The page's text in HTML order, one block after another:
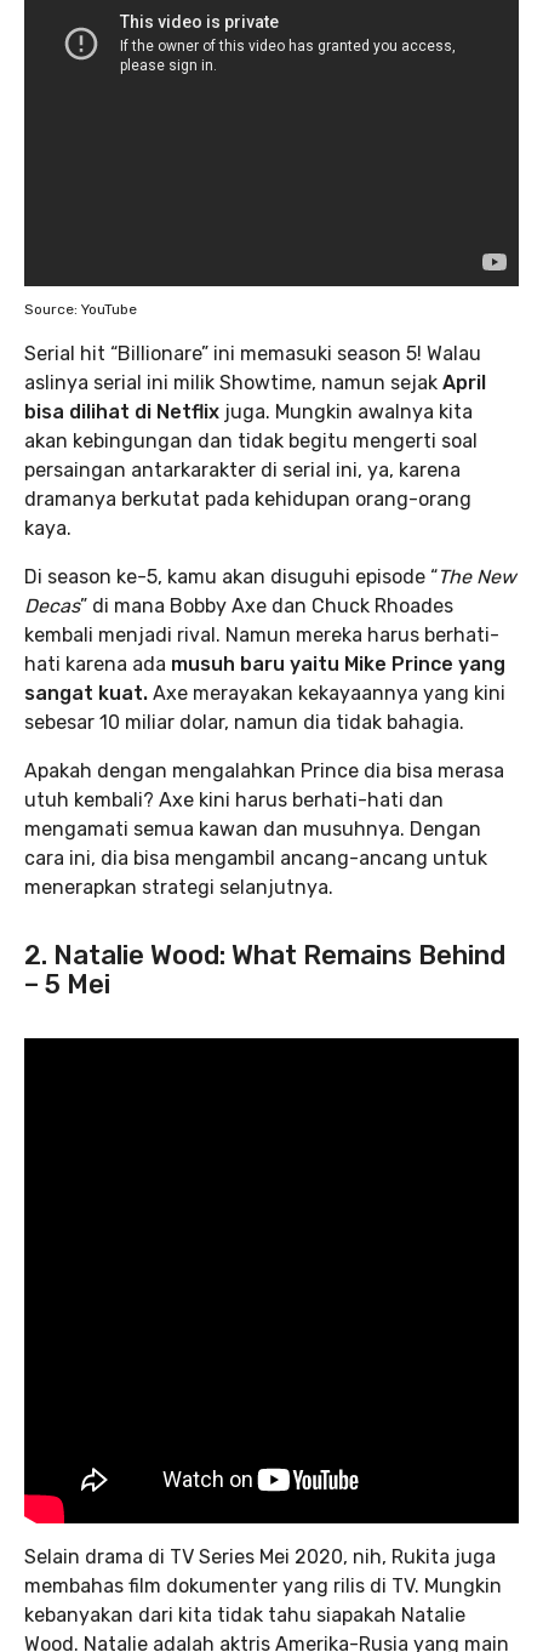
Source: YouTube
Serial hit “Billionare” ini memasuki season 5! Walau
aslinya serial ini milik Showtime, namun sejak April
bisa dilihat di Netflix juga. Mungkin awalnya kita
akan kebingungan dan tidak begitu mengerti soal
persaingan antarkarakter di serial ini, ya, karena
dramanya berkutat pada kehidupan orang-orang
kaya.
Di season ke-5, kamu akan disuguhi episode “The New
Decas” di mana Bobby Axe dan Chuck Rhoades
kembali menjadi rival. Namun mereka harus berhati-
hati karena ada musuh baru yaitu Mike Prince yang
sangat kuat. Axe merayakan kekayaannya yang kini
sebesar 10 miliar dolar, namun dia tidak bahagia.
Apakah dengan mengalahkan Prince dia bisa merasa
utuh kembali? Axe kini harus berhati-hati dan
mengamati semua kawan dan musuhnya. Dengan
cara ini, dia bisa mengambil ancang-ancang untuk
menerapkan strategi selanjutnya.
2. Natalie Wood: What Remains Behind
– 5 Mei
Selain drama di TV Series Mei 2020, nih, Rukita juga
membahas film dokumenter yang rilis di TV. Mungkin
kebanyakan dari kita tidak tahu siapakah Natalie
Wood. Natalie adalah aktris Amerika-Rusia yang main